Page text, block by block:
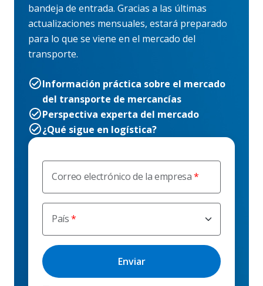
Correo electrónico de la empresa
País
bandeja de entrada. Gracias a las últimas
actualizaciones mensuales, estará preparado
para lo que se viene en el mercado del
transporte.
Información práctica sobre el mercado
del transporte de mercancías
Perspectiva experta del mercado
¿Qué sigue en logística?